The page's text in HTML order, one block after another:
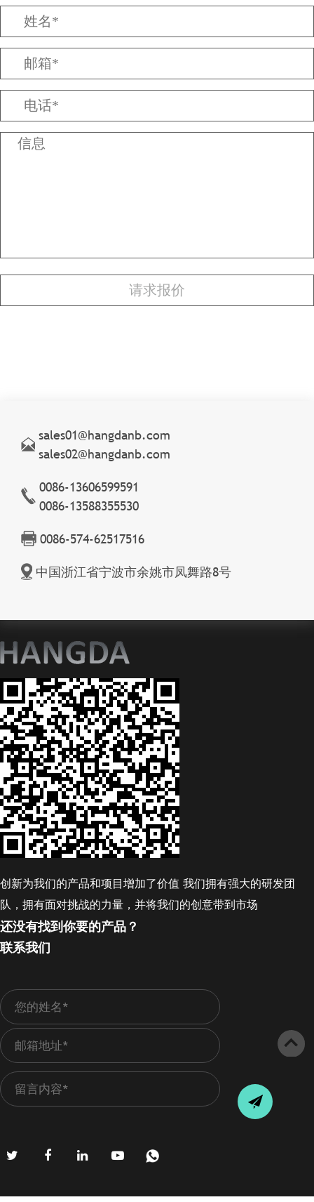
sales01@hangdanb.com
sales02@hangdanb.com
0086-13606599591
0086-13588355530
0086-574-62517516
中国浙江省宁波市余姚市凤舞路8号
创新为我们的产品和项目增加了价值 我们拥有强大的研发团
队，拥有面对挑战的力量，并将我们的创意带到市场
还没有找到你要的产品？
联系我们